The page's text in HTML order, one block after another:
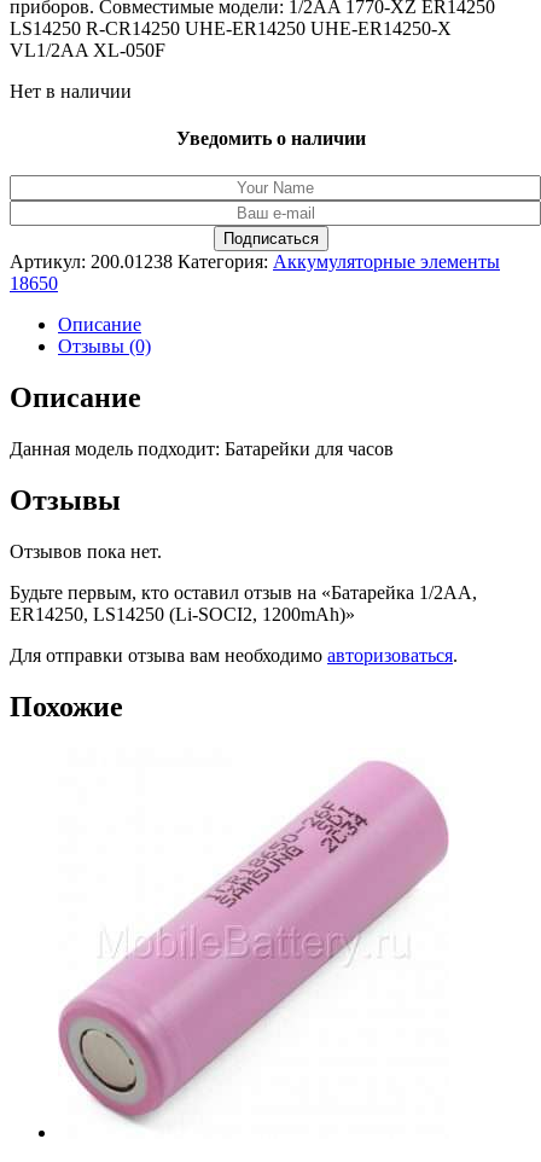
приборов. Совместимые модели: 1/2AA 1770-XZ ER14250
LS14250 R-CR14250 UHE-ER14250 UHE-ER14250-X
VL1/2AA XL-050F
Нет в наличии
Уведомить о наличии
Артикул: 200.01238 Категория: Аккумуляторные элементы
18650
Описание
Отзывы (0)
Описание
Данная модель подходит: Батарейки для часов
Отзывы
Отзывов пока нет.
Будьте первым, кто оставил отзыв на «Батарейка 1/2AA,
ER14250, LS14250 (Li-SOCI2, 1200mAh)»
Для отправки отзыва вам необходимо авторизоваться.
Похожие